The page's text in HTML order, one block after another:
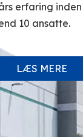
erfaring
10 ansatte.
LÆS MERE